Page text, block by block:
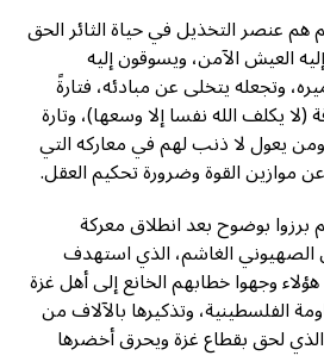
عنصر التخذيل في حياة الثائر الحق
العيش الآمن، ويسوقون إليه
وتجعله يتخلى عن مبادئه، فتارةً
يكلف الله نفسا إلا وسعها)، وتارة
ومن يعول لا ذنب لهم في معاركه التي
موازين القوة وضرورة تحكيم العقل.
بوضوح بعد انطلاق معركة
الصهيوني الغاشم، الذي استهدف
وجهوا خطابهم الخانع إلى أهل غزة
الفلسطينية، وتذكيرها بالآلاف من
الذي لحق بقطاع غزة ويحرق أخضرها